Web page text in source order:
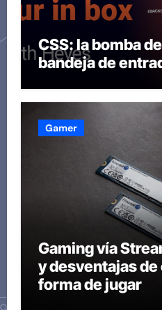
CSS: la bomba
bandeja de
Gamer
Gaming vía
y desventajas de
forma de jugar